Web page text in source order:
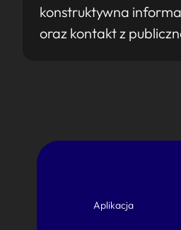
konstruktywna
oraz kontakt z
Aplikacja